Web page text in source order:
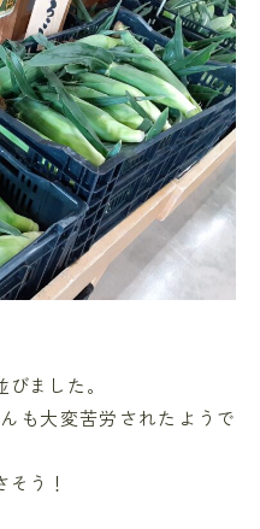
ました。
も大変苦労されたようで
う！